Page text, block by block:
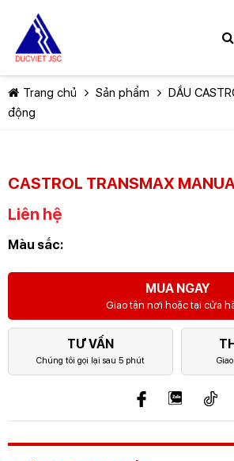
Trang chủ Sản phẩm DẦU
động
CASTROL TRANSMAX
Liên hệ
Màu sắc:
MUA NGAY
Giao tận nơi hoặc tại cửa
TƯ VẤN
Chúng tôi gọi lại sau 5 phút